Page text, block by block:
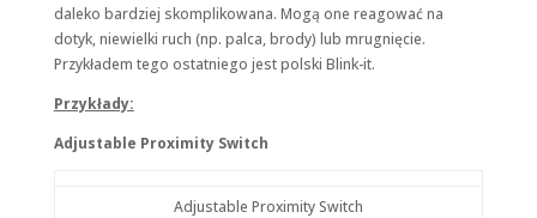
daleko bardziej skomplikowana. Mogą one reagować na
dotyk, niewielki ruch (np. palca, brody) lub mrugnięcie.
Przykładem tego ostatniego jest polski Blink-it.
Przykłady:
Adjustable Proximity Switch
Adjustable Proximity Switch